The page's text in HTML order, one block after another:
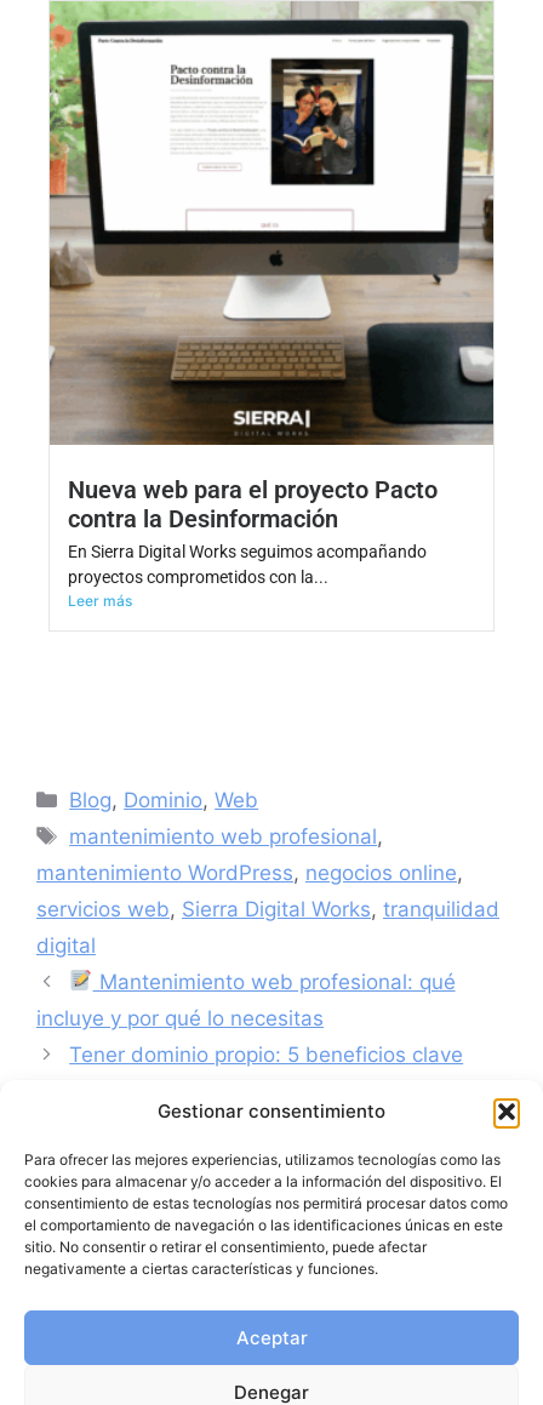
Gestionar consentimiento
Para ofrecer las mejores experiencias, utilizamos tecnologías como las
cookies para almacenar y/o acceder a la información del dispositivo. El
consentimiento de estas tecnologías nos permitirá procesar datos como
el comportamiento de navegación o las identificaciones únicas en este
sitio. No consentir o retirar el consentimiento, puede afectar
negativamente a ciertas características y funciones.
Aceptar
Denegar
Nueva web para el proyecto Pacto
contra la Desinformación
En Sierra Digital Works seguimos acompañando
proyectos comprometidos con la...
Leer más
Blog, Dominio,Web
mantenimiento web profesional,
mantenimiento WordPress, negocios online,
servicios web, Sierra Digital Works, tranquilidad
digital
Mantenimiento web profesional: qué
incluye y por qué lo necesitas
Tener dominio propio: 5 beneficios clave